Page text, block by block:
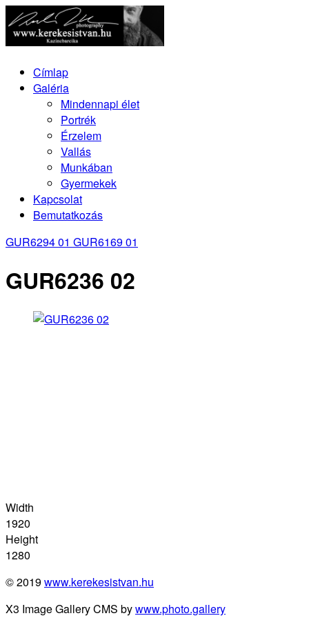
Címlap
Galéria
Mindennapi élet
Portrék
Érzelem
Vallás
Munkában
Gyermekek
Kapcsolat
Bemutatkozás
GUR6294 01 GUR6169 01
GUR6236 02
Width
1920
Height
1280
© 2019www.kerekesistvan.hu
X3 Image Gallery CMS bywww.photo.gallery